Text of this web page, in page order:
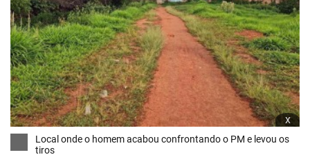
x
Local onde o homem acabou confrontando o PM e levou os
tiros